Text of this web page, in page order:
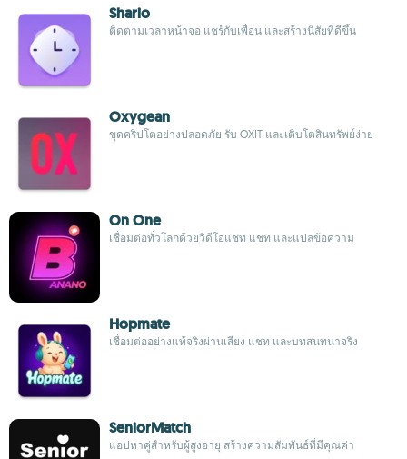
Shario
ติดตามเวลาหน้าจอ แชร์กับเพื่อน และสร้างนิสัยที่ดีขึ้น
Oxygean
ขุดคริปโตอย่างปลอดภัย รับ OXIT และเติบโตสินทรัพย์ง่าย
On One
เชื่อมต่อทั่วโลกด้วยวิดีโอแชท แชท และแปลข้อความ
Hopmate
เชื่อมต่ออย่างแท้จริงผ่านเสียง แชท และบทสนทนาจริง
SeniorMatch
แอปหาคู่สำหรับผู้สูงอายุ สร้างความสัมพันธ์ที่มีคุณค่า